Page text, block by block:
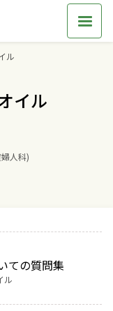
ル
イル
人科)
ての質問集
ル